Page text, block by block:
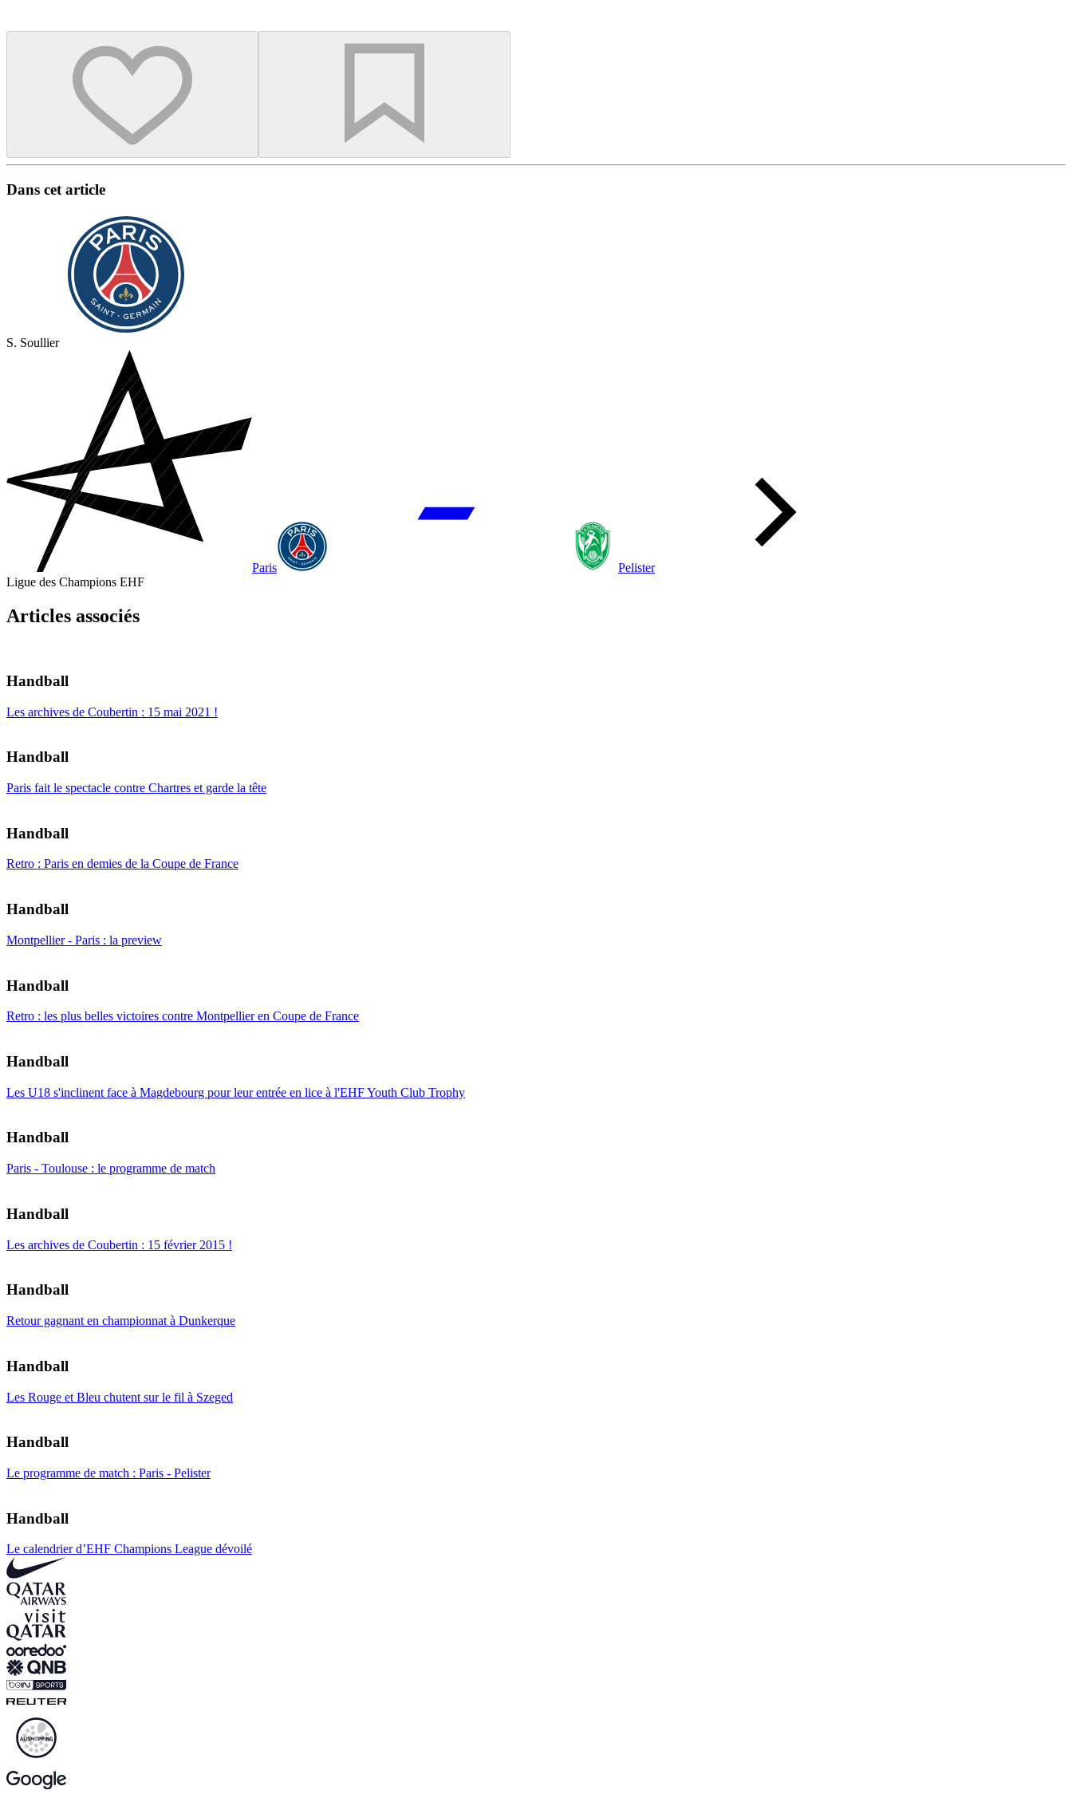
Dans cet article
S. Soullier
Paris
Pelister
Ligue des Champions EHF
Articles associés
Handball
Les archives de Coubertin : 15 mai 2021 !
Handball
Paris fait le spectacle contre Chartres et garde la tête
Handball
Retro : Paris en demies de la Coupe de France
Handball
Montpellier - Paris : la preview
Handball
Retro : les plus belles victoires contre Montpellier en Coupe de France
Handball
Les U18 s'inclinent face à Magdebourg pour leur entrée en lice à l'EHF Youth Club Trophy
Handball
Paris - Toulouse : le programme de match
Handball
Les archives de Coubertin : 15 février 2015 !
Handball
Retour gagnant en championnat à Dunkerque
Handball
Les Rouge et Bleu chutent sur le fil à Szeged
Handball
Le programme de match : Paris - Pelister
Handball
Le calendrier d’EHF Champions League dévoilé